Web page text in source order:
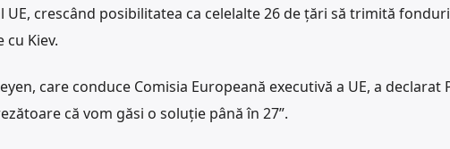
crescând posibilitatea ca celelalte 26 de țări să trimită
Kiev.
care conduce Comisia Europeană executivă a UE, a declarat
că vom găsi o soluție până în 27”.